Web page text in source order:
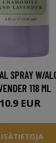
SPRAY W/
118 ML
10.9 EUR